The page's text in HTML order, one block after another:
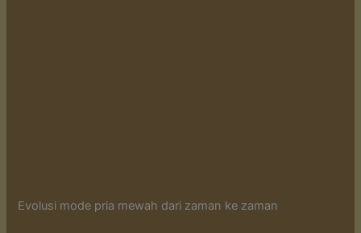
Evolusi mode pria mewah dari zaman ke zaman